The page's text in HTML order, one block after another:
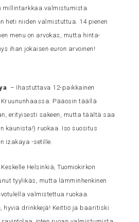
millintarkkaa valmistumista.
heti niiden valmistuttua. 14 pienen
menu on arvokas, mutta hinta-
ihan jokaisen euron arvoinen!
– Ihastuttava 12-paikkainen
Pääosin täällä
erityisesti sakeen, mutta täältä saa
kaunista!) ruokaa. Iso suositus
izakaya -setille.
Helsinkiä, Tuomiokirkon
tyylikäs, mutta lämminhenkinen
valmistettua ruokaa.
hyviä drinkkejä! Keittiö ja baaritiski